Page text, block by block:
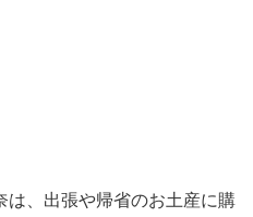
は、出張や帰省のお土産に購